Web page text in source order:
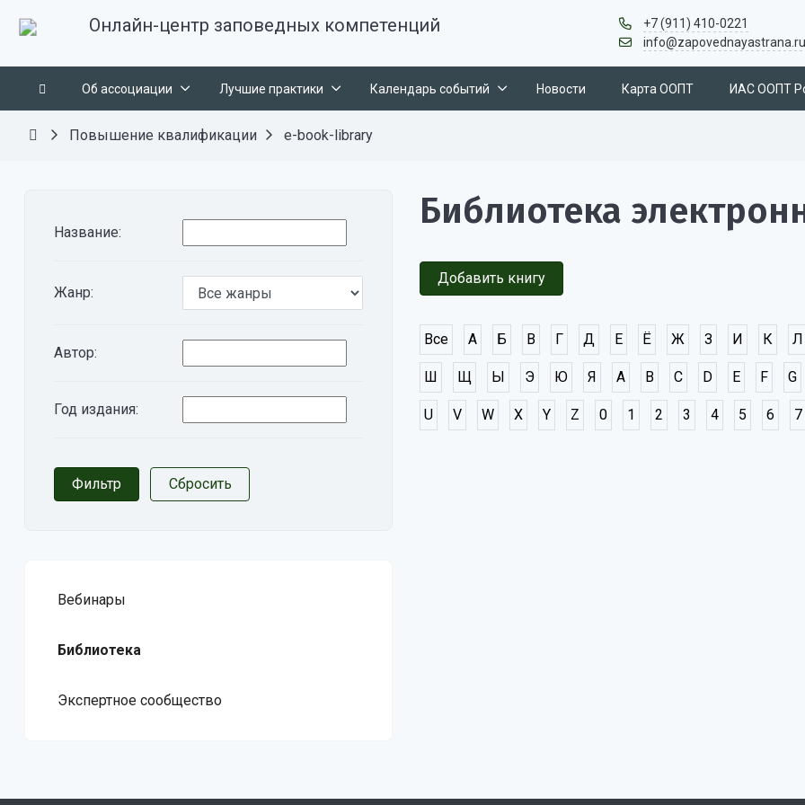
Онлайн-центр заповедных компетенций
+7 (911) 410-0221
info@zapovednayastrana.ru
Об ассоциации Лучшие практики Календарь событий Новости Карта ООПТ ИАС ООПТ
Повышение квалификации e-book-library
Название:
Жанр:
Автор:
Год издания:
Вебинары
Библиотека
Экспертное сообщество
Библиотека
Добавить книгу
Все А Б В Г Д Е Ё Ж З И К Л
Ш Щ Ы Э Ю Я A B C D E F G
U V W X Y Z 0 1 2 3 4 5 6 7